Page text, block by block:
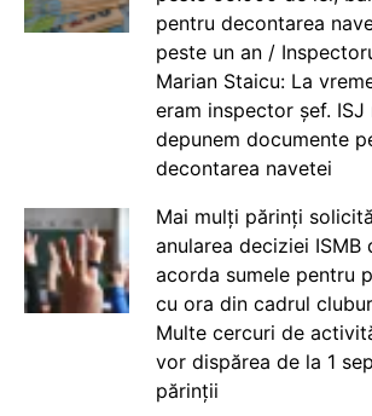
pentru decontarea
peste un an /
Marian Staicu: La
eram inspector șef. ISJ
depunem documente
decontarea navetei
Mai mulți părinți
anularea deciziei ISMB
acorda sumele pentru
cu ora din cadrul
Multe cercuri de
vor dispărea de la 1
părinții